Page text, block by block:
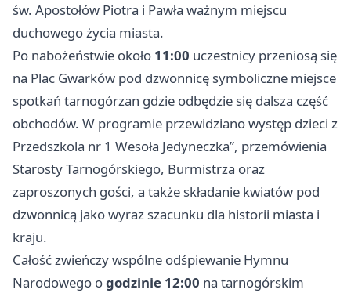
św. Apostołów Piotra i Pawła ważnym miejscu
duchowego życia miasta.
Po nabożeństwie około 11:00 uczestnicy przeniosą się
na Plac Gwarków pod dzwonnicę symboliczne miejsce
spotkań tarnogórzan gdzie odbędzie się dalsza część
obchodów. W programie przewidziano występ dzieci z
Przedszkola nr 1 Wesoła Jedyneczka”, przemówienia
Starosty Tarnogórskiego, Burmistrza oraz
zaproszonych gości, a także składanie kwiatów pod
dzwonnicą jako wyraz szacunku dla historii miasta i
kraju.
Całość zwieńczy wspólne odśpiewanie Hymnu
Narodowego ogodzinie 12:00 na tarnogórskim